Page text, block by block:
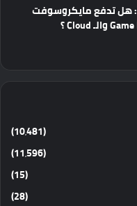
ارتفاع أسعار Xbox: هل تدفع مايكروسوفت
(10٬481)
(11٬596)
(15)
(28)